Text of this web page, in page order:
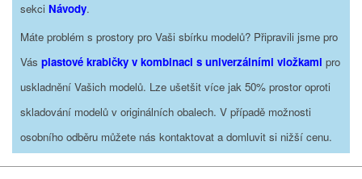
sekci Návody.
Máte problém s prostory pro Vaši sbírku modelů? Připravili jsme pro
Vás plastové krabičky v kombinaci s univerzálními vložkami pro
uskladnění Vašich modelů. Lze ušetšit více jak 50% prostor oproti
skladování modelů v originálních obalech. V případě možnosti
osobního odběru můžete nás kontaktovat a domluvit si nižší cenu.